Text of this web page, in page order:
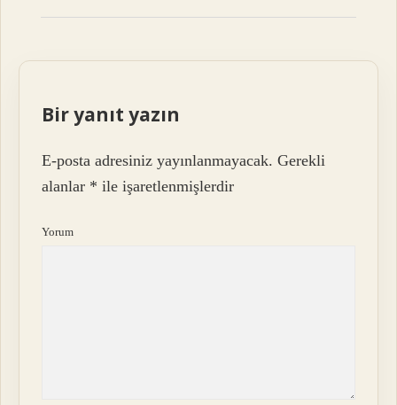
Bir yanıt yazın
E-posta adresiniz yayınlanmayacak. Gerekli
alanlar * ile işaretlenmişlerdir
Yorum